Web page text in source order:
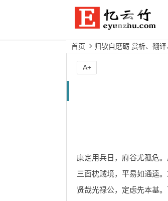
首页 归欤自磨砺 赏析、翻
康定用兵日，府谷尤孤危
三面枕贼境，平易如通逵
贤哉光禄公，定虑先本基
A+